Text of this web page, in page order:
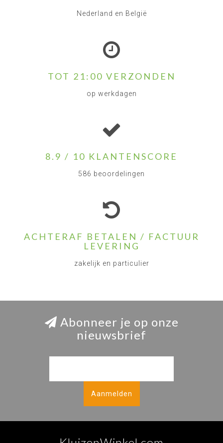
Nederland en België
TOT 21:00 VERZONDEN
op werkdagen
8.9 / 10 KLANTENSCORE
586 beoordelingen
ACHTERAF BETALEN / FACTUUR
LEVERING
zakelijk en particulier
Abonneer je op onze
nieuwsbrief
Aanmelden